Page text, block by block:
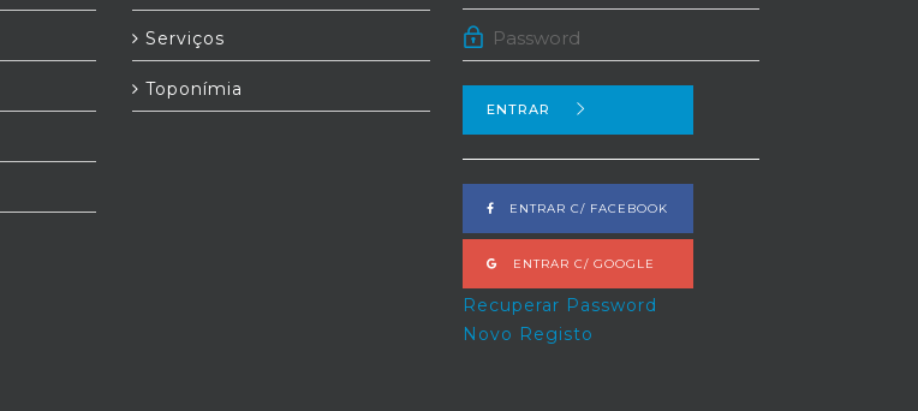
Serviços
Toponímia
ENTRAR
ENTRAR C/ FACEBOOK
ENTRAR C/ GOOGLE
Recuperar Password
Novo Registo